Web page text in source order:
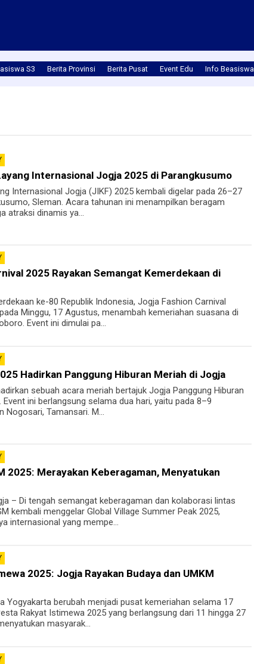
S3 Berita Provinsi Berita Pusat Event Edu Info Beasiswa
Internasional Jogja 2025 di Parangkusumo
Internasional Jogja (JIKF) 2025 kembali digelar pada 26–27
Sleman. Acara tahunan ini menampilkan beragam
atraksi dinamis ya...
2025 Rayakan Semangat Kemerdekaan di
ke-80 Republik Indonesia, Jogja Fashion Carnival
Minggu, 17 Agustus, menambah kemeriahan suasana di
Event ini dimulai pa...
Hadirkan Panggung Hiburan Meriah di Jogja
sebuah acara meriah bertajuk Jogja Panggung Hiburan
Event ini berlangsung selama dua hari, yaitu pada 8–9
Nogosari, Tamansari. M...
2025: Merayakan Keberagaman, Menyatukan
– Di tengah semangat keberagaman dan kolaborasi lintas
kembali menggelar Global Village Summer Peak 2025,
internasional yang mempe...
2025: Jogja Rayakan Budaya dan UMKM
Yogyakarta berubah menjadi pusat kemeriahan selama 17
Rakyat Istimewa 2025 yang berlangsung dari 11 hingga 27
masyarak...